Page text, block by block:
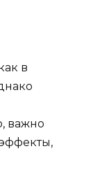
в
важно